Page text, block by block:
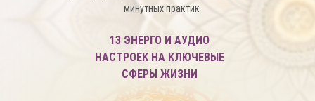
минутных практик
13 ЭНЕРГО И АУДИО
НАСТРОЕК НА КЛЮЧЕВЫЕ
СФЕРЫ ЖИЗНИ